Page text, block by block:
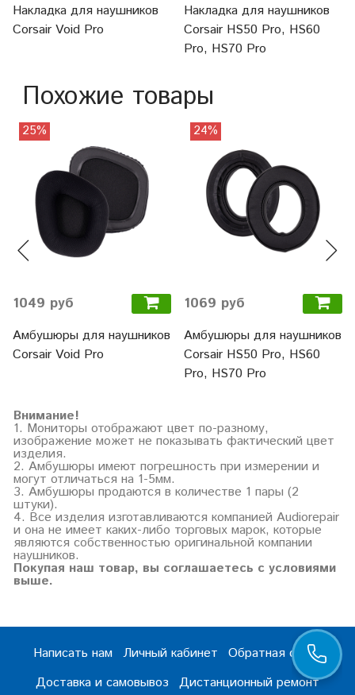
Накладка для наушников
Corsair Void Pro
Накладка для наушников
Corsair HS50 Pro, HS60
Pro, HS70 Pro
Похожие товары
25%
1049 руб
Амбушюры для наушников
Corsair Void Pro
24%
1069 руб
Амбушюры для наушников
Corsair HS50 Pro, HS60
Pro, HS70 Pro
Внимание!
1. Мониторы отображают цвет по-разному,
изображение может не показывать фактический цвет
изделия.
2. Амбушюры имеют погрешность при измерении и
могут отличаться на 1-5мм.
3. Амбушюры продаются в количестве 1 пары (2
штуки).
4. Все изделия изготавливаются компанией Audiorepair
и она не имеет каких-либо торговых марок, которые
являются собственностью оригинальной компании
наушников.
Покупая наш товар, вы соглашаетесь с условиями
выше.
Написать нам Личный кабинет
Обратная связь
Доставка и самовывоз
Дистанционный ремонт